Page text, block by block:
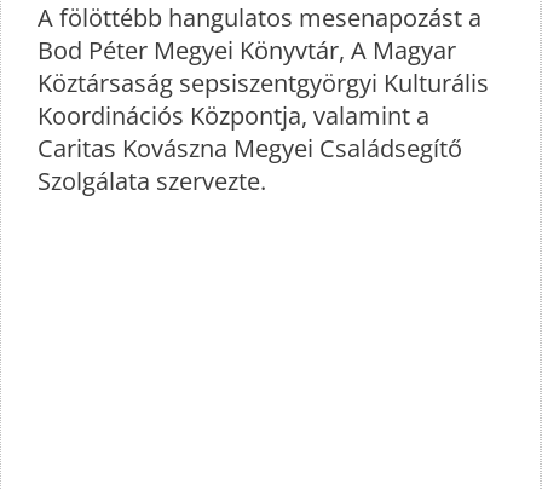
A fölöttébb hangulatos mesenapozást a
Bod Péter Megyei Könyvtár, A Magyar
Köztársaság sepsiszentgyörgyi Kulturális
Koordinációs Központja, valamint a
Caritas Kovászna Megyei Családsegítő
Szolgálata szervezte.